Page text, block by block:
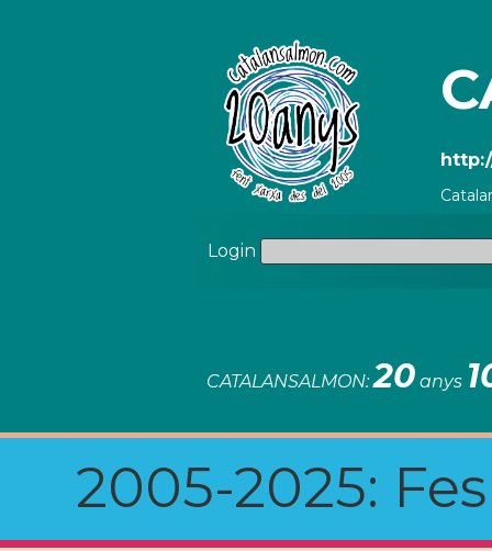
Login
CATALANSALMON:20 anys
2005-2025: